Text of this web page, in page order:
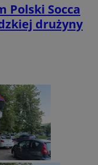
Polski Socca
drużyny